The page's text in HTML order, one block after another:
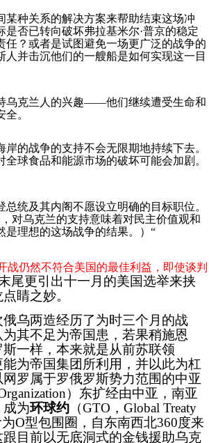
种关系的解决方案来帮助结束这场冲
是否已转向破坏弗拉基米尔·普京的稳定
？或者是试图避免一场更广泛的战争的
并击沉他们的一艘船是如何实现这一目
乌克兰人的兴趣——他们继续遭受生命和
。
的战争的支持不会无限期地持续下去。
球食品和能源市场的破坏可能会加剧。
统及其内阁不愿设立明确的目标职位。
对乌克兰的支持意味着对民主价值观和
理想的这场战争的结果。） “
战仍然不符合美国的最佳利益，即使谈判
尾更引出十一月的美国选举来挟
睛之妙。
乌两造经历了为时三个月的战
其不足为帝国患，若果稍施恩
一样，本来就是从前苏联领
为帝国集团所利用，并以此为杠
罗属于罗俄罗斯势力范围的中亚
）东扩经由中亚，南亚
成为环球约（GTO，Global Treaty
O型包围圈，自东南西北360度来
目前以无底洞式的金钱援助乌克